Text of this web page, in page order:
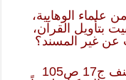
الوهابية،
بتأويل القرآن،
غير المسند؟
علي: أخرج ابن أبي شيبة في المصنف ج17 ص105